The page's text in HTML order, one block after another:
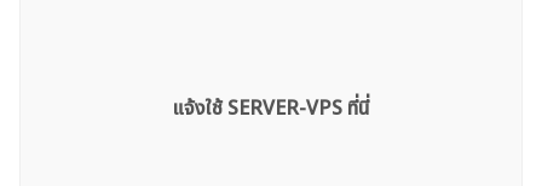
แจ้งใช้ SERVER-VPS ที่นี่